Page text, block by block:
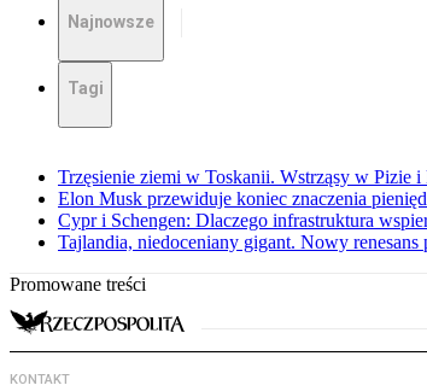
Najnowsze
Tagi
Trzęsienie ziemi w Toskanii. Wstrząsy w Pizie i
Elon Musk przewiduje koniec znaczenia
Cypr i Schengen: Dlaczego infrastruktura
Tajlandia, niedoceniany gigant. Nowy renesans
Promowane treści
KONTAKT